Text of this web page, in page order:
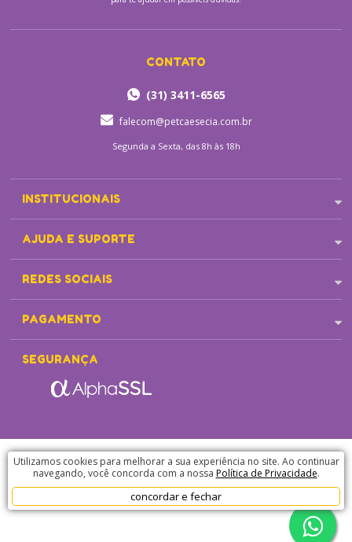
CONTATO
(31) 3411-6565
falecom@petcaesecia.com.br
Segunda a Sexta, das 8h às 18h
INSTITUCIONAIS
AJUDA E SUPORTE
REDES SOCIAIS
PAGAMENTO
SEGURANÇA
Pet Cães e Cia - Endereço: Avenida Tancredo Neves, 4895 - Castelo- Belo Horizonte/MG - CEP
31330472 | CNPJ: 06.878.489.0003-47. © 2021 Todos dos direitos reservados.
Desenvolvido por
Utilizamos cookies para melhorar a sua experiência no site. Ao continuar
navegando, você concorda com a nossa Política de Privacidade.
concordar e fechar